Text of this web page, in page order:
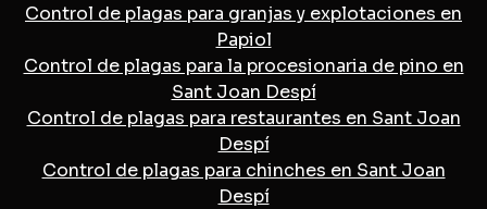
Control de plagas para granjas y explotaciones en
Papiol
Control de plagas para la procesionaria de pino en
Sant Joan Despí
Control de plagas para restaurantes en Sant Joan
Despí
Control de plagas para chinches en Sant Joan
Despí